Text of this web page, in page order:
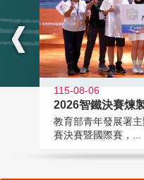
115-08-06
2026智鐵決賽煉
教育部青年發展署
賽決賽暨國際賽，...